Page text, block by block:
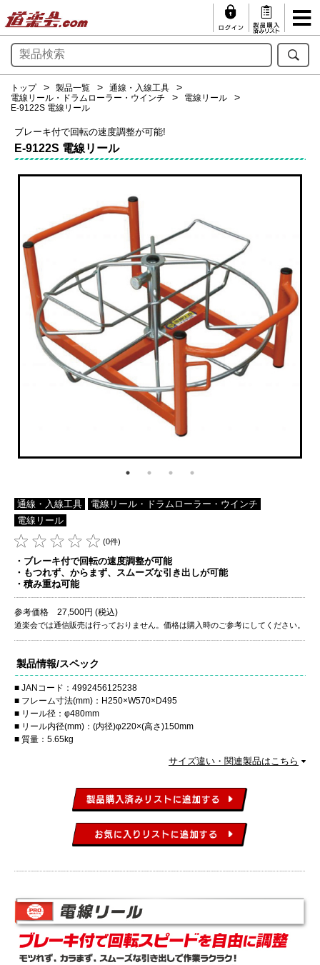
トップ 製品一覧
通線・入線工具
電線リール・ドラムローラー・ウインチ
電線リール
E-9122S 電線リール
ブレーキ付で回転の速度調整が可能!
E-9122S 電線リール
通線・入線工具
電線リール・ドラムローラー・ウインチ
電線リール
(0件)
・ブレーキ付で回転の速度調整が可能
・もつれず、からまず、スムーズな引き出しが可能
・積み重ね可能
参考価格 27,500円 (税込)
道楽会では通信販売は行っておりません。価格は購入時のご参考にしてください。
製品情報/スペック
JANコード：4992456125238
フレーム寸法(mm)：H250×W570×D495
リール径：φ480mm
リール内径(mm)：(内径)φ220×(高さ)150mm
質量：5.65kg
サイズ違い・関連製品はこちら